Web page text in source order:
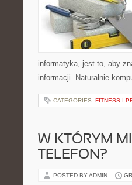
informatyka, jest to, aby
informacji. Naturalnie
CATEGORIES: FITNESS I
W KTÓRYM
TELEFON?
POSTED BY ADMIN